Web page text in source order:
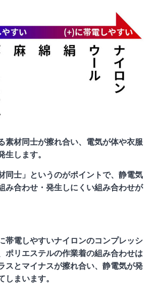
素材同士が擦れ合い、電気が体や衣服
生します。
同士」というのがポイントで、静電気
み合わせ・発生しにくい組み合わせが
帯電しやすいナイロンのコンプレッシ
ポリエステルの作業着の組み合わせは
スとマイナスが擦れ合い、静電気が発
しまいます。